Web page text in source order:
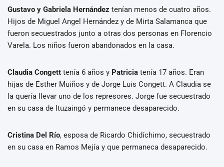
Gustavo y Gabriela Hernández tenían menos de cuatro años.
Hijos de Miguel Angel Hernández y de Mirta Salamanca que
fueron secuestrados junto a otras dos personas en Florencio
Varela. Los niños fueron abandonados en la casa.
Claudia Congett tenía 6 años y Patricia tenía 17 años. Eran
hijas de Esther Muiños y de Jorge Luis Congett. A Claudia se
la quería llevar uno de los represores. Jorge fue secuestrado
en su casa de Ituzaingó y permanece desaparecido.
Cristina Del Río, esposa de Ricardo Chidíchimo, secuestrado
en su casa en Ramos Mejía y que permaneca desaparecido.